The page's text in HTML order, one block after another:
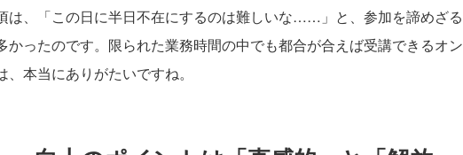
は、「この日に半日不在にするのは難しいな……」と、参加を諦めざる
かったのです。限られた業務時間の中でも都合が合えば受講できるオン
本当にありがたいですね。